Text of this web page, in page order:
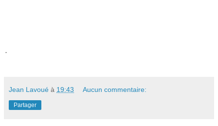
.
Jean Lavoué à 19:43 Aucun commentaire:
Partager